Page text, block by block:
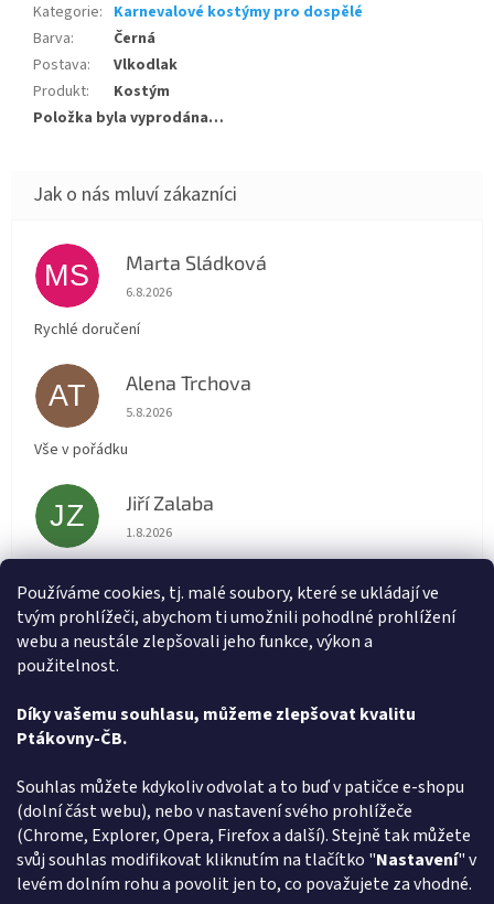
Používáme cookies, tj. malé soubory, které se ukládají ve
tvým prohlížeči, abychom ti umožnili pohodlné prohlížení
webu a neustále zlepšovali jeho funkce, výkon a
použitelnost.
Díky vašemu souhlasu, můžeme zlepšovat kvalitu
Ptákovny-ČB.
Souhlas můžete kdykoliv odvolat a to buď v patičce e-shopu
(dolní část webu), nebo v nastavení svého prohlížeče
(Chrome, Explorer, Opera, Firefox a další). Stejně tak můžete
svůj souhlas modifikovat kliknutím na tlačítko "Nastavení" v
levém dolním rohu a povolit jen to, co považujete za vhodné.
Kategorie: Karnevalové kostýmy pro dospělé
Barva:
Černá
Postava:
Vlkodlak
Produkt:
Kostým
Položka byla vyprodána…
MS Marta Sládková
Hodnocení obchodu je 5 z 5 hvězdiček.
6.8.2026
Rychlé doručení
AT Alena Trchova
Hodnocení obchodu je 5 z 5 hvězdiček.
5.8.2026
Vše v pořádku
JZ Jiří Zalaba
Hodnocení obchodu je 5 z 5 hvězdiček.
1.8.2026
L Lída
Hodnocení obchodu je 5 z 5 hvězdiček.
31.7.2026
Způsob ověřování recenzí